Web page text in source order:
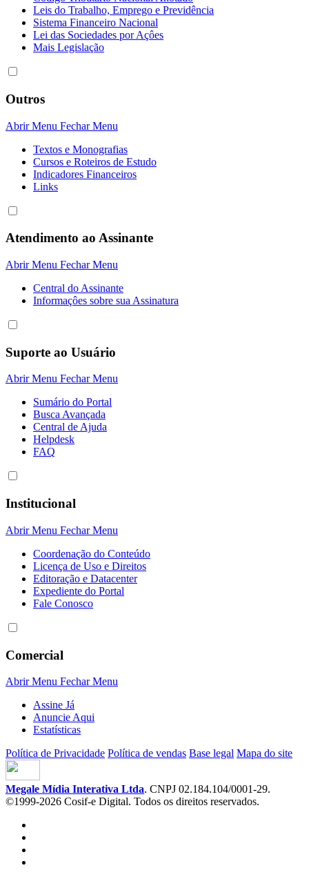
Leis do Trabalho, Emprego e Previdência
Sistema Financeiro Nacional
Lei das Sociedades por Açôes
Mais Legislação
Outros
Abrir Menu Fechar Menu
Textos e Monografias
Cursos e Roteiros de Estudo
Indicadores Financeiros
Links
Atendimento ao Assinante
Abrir Menu Fechar Menu
Central do Assinante
Informaçôes sobre sua Assinatura
Suporte ao Usuário
Abrir Menu Fechar Menu
Sumário do Portal
Busca Avançada
Central de Ajuda
Helpdesk
FAQ
Institucional
Abrir Menu Fechar Menu
Coordenação do Conteúdo
Licença de Uso e Direitos
Editoração e Datacenter
Expediente do Portal
Fale Conosco
Comercial
Abrir Menu Fechar Menu
Assine Já
Anuncie Aqui
Estatísticas
Política de Privacidade Política de vendas Base legal Mapa do site
Megale Mídia Interativa Ltda. CNPJ 02.184.104/0001-29.
©1999-2026 Cosif-e Digital. Todos os direitos reservados.